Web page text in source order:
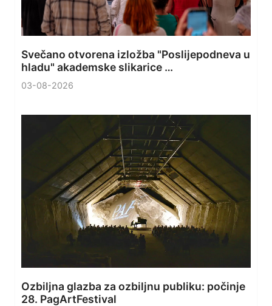
Svečano otvorena izložba "Poslijepodneva u
hladu" akademske slikarice …
03-08-2026
Ozbiljna glazba za ozbiljnu publiku: počinje
28. PagArtFestival